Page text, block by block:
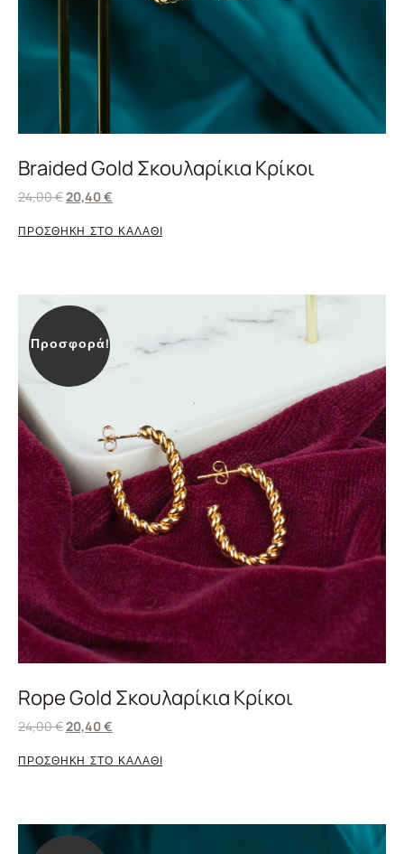
Braided Gold Σκουλαρίκια Κρίκοι
24,00€20,40€
ΠΡΟΣΘΗΚΗ ΣΤΟ ΚΑΛΑΘΙ
Προσφορά!
Rope Gold Σκουλαρίκια Κρίκοι
24,00€20,40€
ΠΡΟΣΘΗΚΗ ΣΤΟ ΚΑΛΑΘΙ